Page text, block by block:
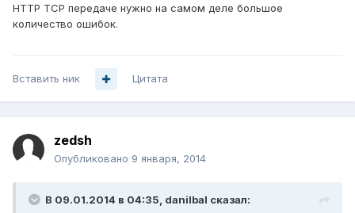
HTTP TCP передаче нужно на самом деле большое
количество ошибок.
Вставить ник Цитата
zedsh
Опубликовано 9 января, 2014
В 09.01.2014 в 04:35, danilbal сказал: